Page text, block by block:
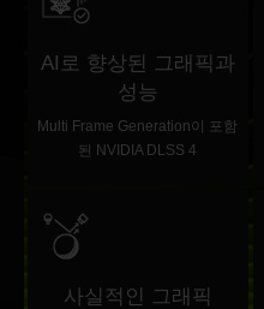
AI로 향상된 그래픽과
성능
Multi Frame Generation이 포함
된 NVIDIA DLSS 4
사실적인 그래픽